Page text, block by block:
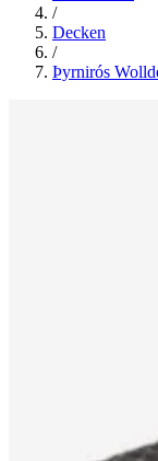
/
Decken
/
Þyrnirós